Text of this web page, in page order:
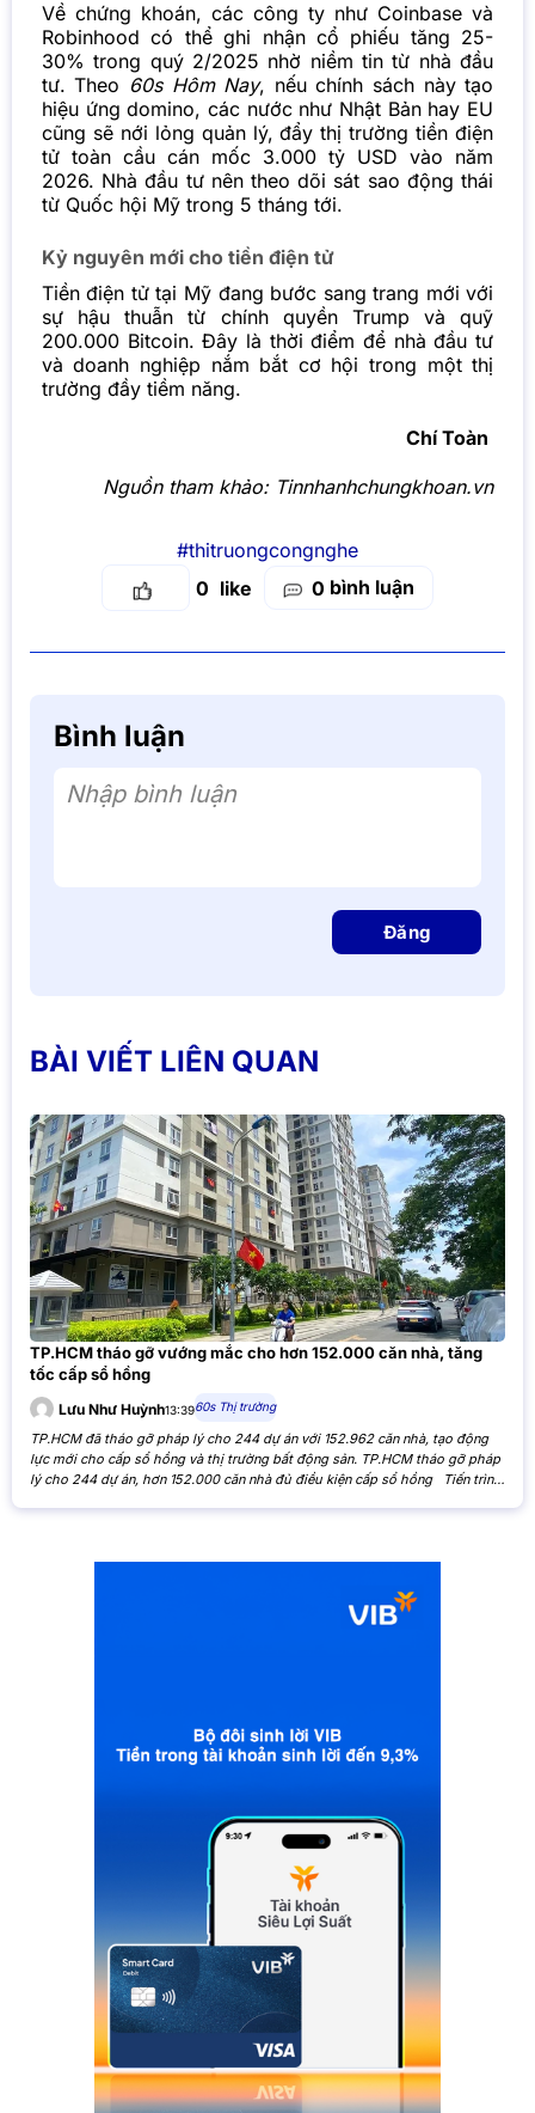
Về chứng khoán, các công ty như Coinbase và
Robinhood có thể ghi nhận cổ phiếu tăng 25-
30% trong quý 2/2025 nhờ niềm tin từ nhà đầu
tư. Theo 60s Hôm Nay, nếu chính sách này tạo
hiệu ứng domino, các nước như Nhật Bản hay EU
cũng sẽ nới lỏng quản lý, đẩy thị trường tiền điện
tử toàn cầu cán mốc 3.000 tỷ USD vào năm
2026. Nhà đầu tư nên theo dõi sát sao động thái
từ Quốc hội Mỹ trong 5 tháng tới.
Kỷ nguyên mới cho tiền điện tử
Tiền điện tử tại Mỹ đang bước sang trang mới với
sự hậu thuẫn từ chính quyền Trump và quỹ
200.000 Bitcoin. Đây là thời điểm để nhà đầu tư
và doanh nghiệp nắm bắt cơ hội trong một thị
trường đầy tiềm năng.
Chí Toàn
Nguồn tham khảo: Tinnhanhchungkhoan.vn
#thitruongcongnghe
0
0 bình luận
Bình luận
Nhập bình luận
Đăng
BÀI VIẾT LIÊN QUAN
TP.HCM tháo gỡ vướng mắc cho hơn 152.000 căn nhà, tăng
tốc cấp sổ hồng
Lưu Như Huỳnh13:3960s Thị trường
TP.HCM đã tháo gỡ pháp lý cho 244 dự án với 152.962 căn nhà, tạo động
lực mới cho cấp sổ hồng và thị trường bất động sản. TP.HCM tháo gỡ pháp
lý cho 244 dự án, hơn 152.000 căn nhà đủ điều kiện cấp sổ hồng Tiến trình